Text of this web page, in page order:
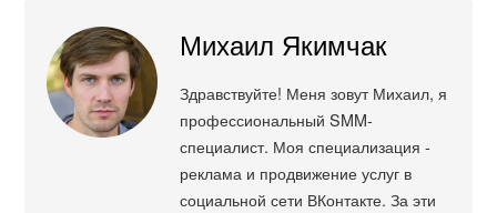
Михаил Якимчак
Здравствуйте! Меня зовут Михаил, я
профессиональный SMM-
специалист. Моя специализация -
реклама и продвижение услуг в
социальной сети ВКонтакте. За эти